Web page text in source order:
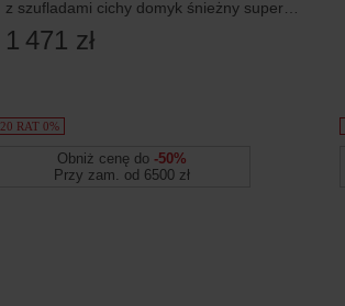
z szufladami cichy domyk śnieżny super
mat
1 471 zł
20 RAT 0%
Obniż cenę do-50%
Przy zam. od 6500 zł